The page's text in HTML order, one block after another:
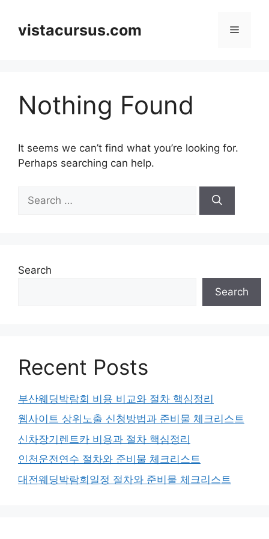
contentvistacursus.com Menu
Nothing Found
It seems we can’t find what you’re looking for.
Perhaps searching can help.
for:
Search
Search
Recent Posts
부산웨딩박람회 비용 비교와 절차 핵심정리
웹사이트 상위노출 신청방법과 준비물 체크리스트
신차장기렌트카 비용과 절차 핵심정리
인천운전연수 절차와 준비물 체크리스트
대전웨딩박람회일정 절차와 준비물 체크리스트